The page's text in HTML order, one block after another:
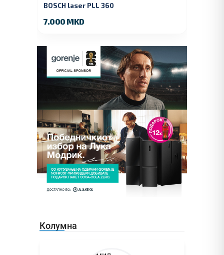
BOSCH laser PLL 360
7.000 MKD
Колумна